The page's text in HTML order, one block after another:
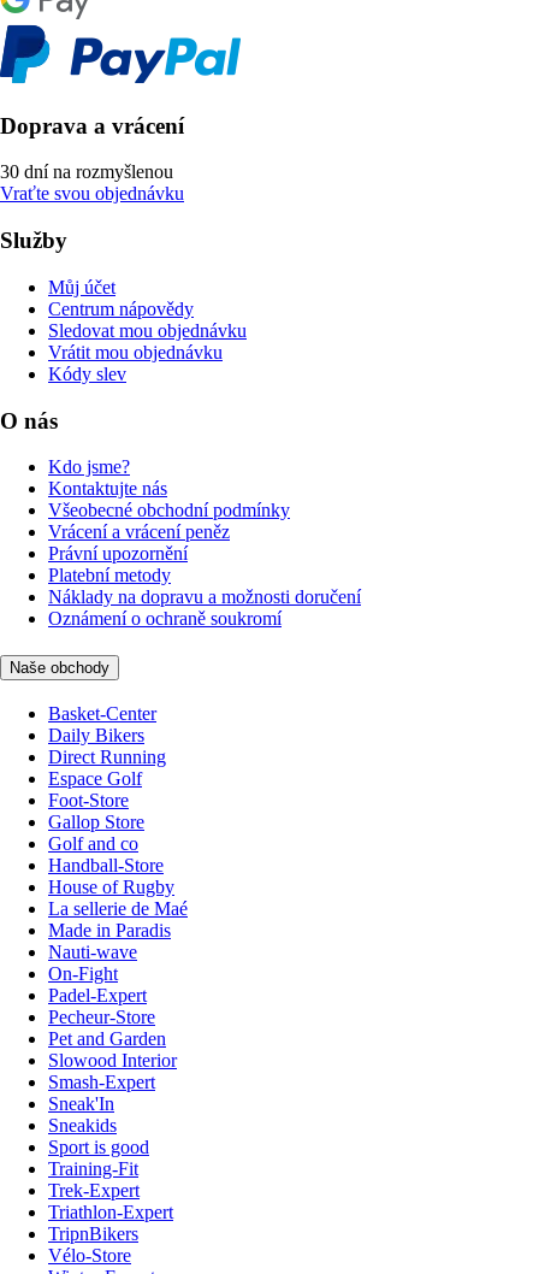
Doprava a vrácení
30 dní na rozmyšlenou
Vraťte svou objednávku
Služby
Můj účet
Centrum nápovědy
Sledovat mou objednávku
Vrátit mou objednávku
Kódy slev
O nás
Kdo jsme?
Kontaktujte nás
Všeobecné obchodní podmínky
Vrácení a vrácení peněz
Právní upozornění
Platební metody
Náklady na dopravu a možnosti doručení
Oznámení o ochraně soukromí
Naše obchody
Basket-Center
Daily Bikers
Direct Running
Espace Golf
Foot-Store
Gallop Store
Golf and co
Handball-Store
House of Rugby
La sellerie de Maé
Made in Paradis
Nauti-wave
On-Fight
Padel-Expert
Pecheur-Store
Pet and Garden
Slowood Interior
Smash-Expert
Sneak'In
Sneakids
Sport is good
Training-Fit
Trek-Expert
Triathlon-Expert
TripnBikers
Vélo-Store